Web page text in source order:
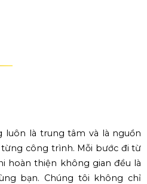
luôn là trung tâm và là nguồn
công trình. Mỗi bước đi từ
hoàn thiện không gian đều là
bạn. Chúng tôi không chỉ